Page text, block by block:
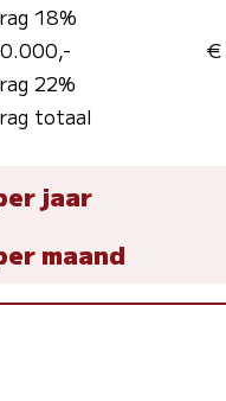
18%
€
22%
totaal
jaar
maand